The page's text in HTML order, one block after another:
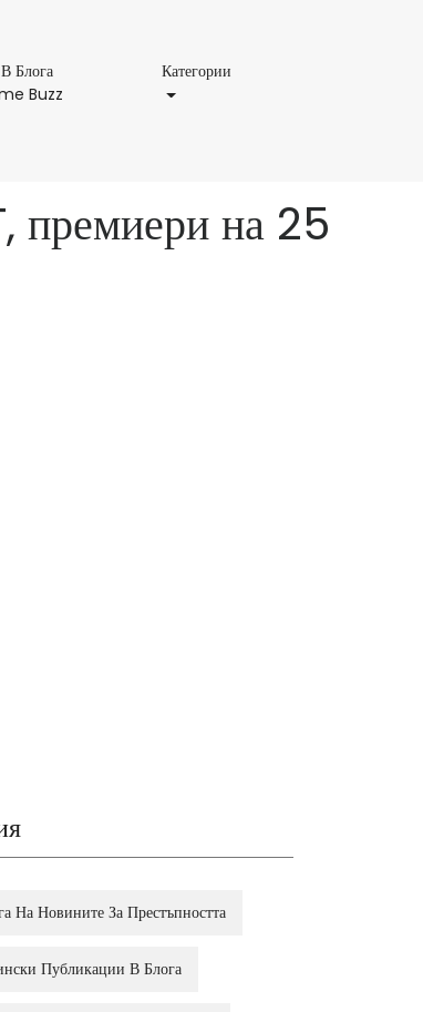
Блога
Buzz
Buzz
Категории
премиери на 25
На Новините За Престъпността
Публикации В Блога